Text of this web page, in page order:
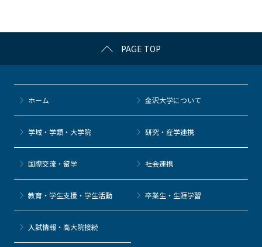
k
PAGE TOP
ホーム 金沢大学について
学域・学類・大学院 研究・産学連携
国際交流・留学 社会連携
教育・学生支援・学生活動 卒業生・生涯学習
⼊試情報・高大院接続